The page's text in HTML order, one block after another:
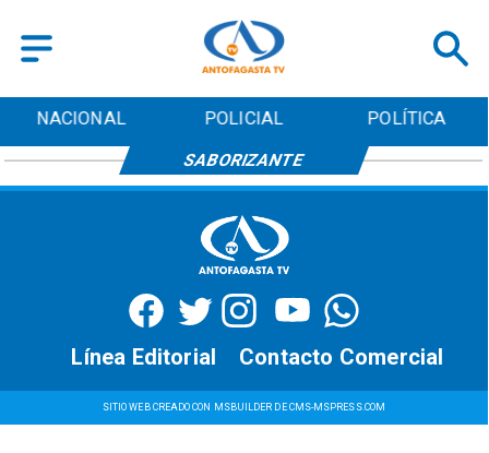
NACIONAL POLICIAL POLÍTICA
SABORIZANTE
SITIO WEB CREADO CON MSBUILDER DE CMS-MSPRESS.COM
Contacto Comercial
Línea Editorial